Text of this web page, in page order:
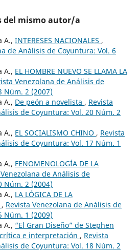
del mismo autor/a
A., INTERESES NACIONALES ,
de Análisis de Coyuntura: Vol. 6
A., EL HOMBRE NUEVO SE LLAMA LA
Venezolana de Análisis de
Núm. 2 (2007)
A., De peón a novelista , Revista
de Coyuntura: Vol. 20 Núm. 2
A., EL SOCIALISMO CHINO , Revista
de Coyuntura: Vol. 17 Núm. 1
A., FENOMENOLOGÍA DE LA
de Análisis de
Núm. 2 (2004)
A., LA LÓGICA DE LA
, Revista Venezolana de Análisis de
Núm. 1 (2009)
A., “El Gran Diseño” de Stephen
e interpretación , Revista
de Coyuntura: Vol. 18 Núm. 2